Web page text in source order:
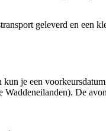
geleverd en een
je een
De